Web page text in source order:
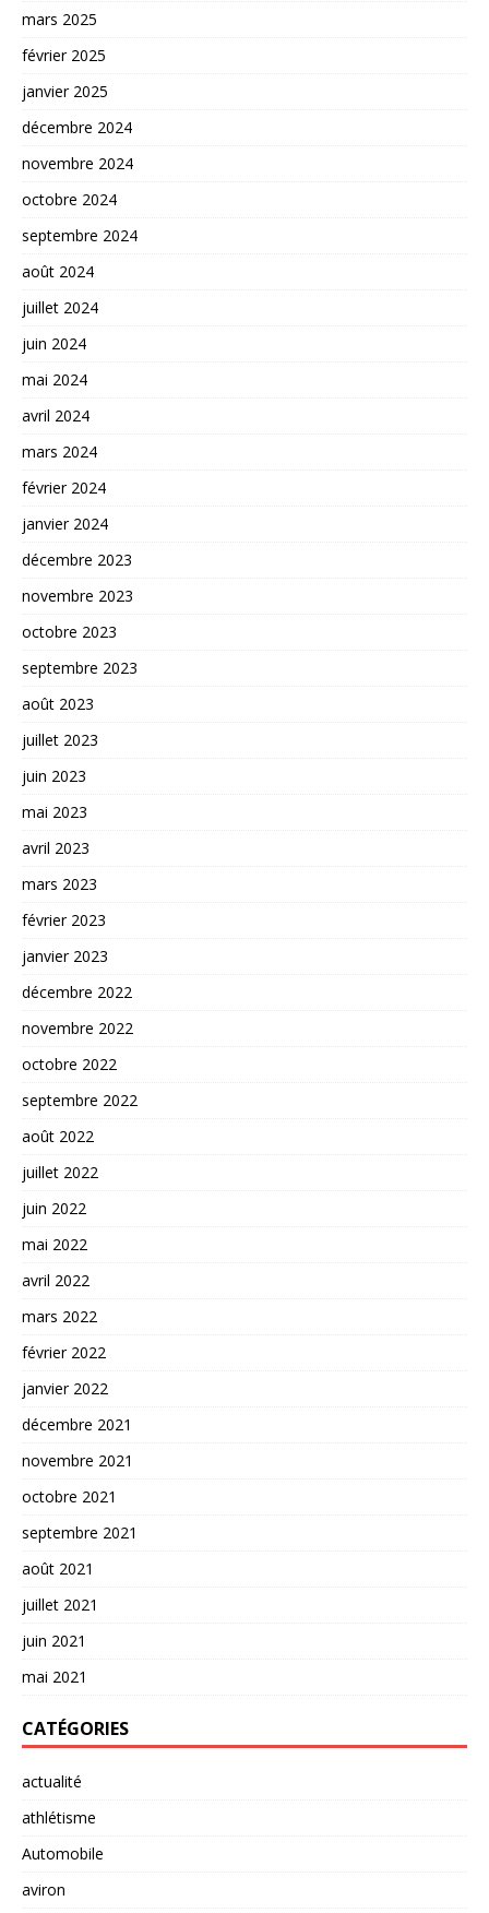
mars 2025
février 2025
janvier 2025
décembre 2024
novembre 2024
octobre 2024
septembre 2024
août 2024
juillet 2024
juin 2024
mai 2024
avril 2024
mars 2024
février 2024
janvier 2024
décembre 2023
novembre 2023
octobre 2023
septembre 2023
août 2023
juillet 2023
juin 2023
mai 2023
avril 2023
mars 2023
février 2023
janvier 2023
décembre 2022
novembre 2022
octobre 2022
septembre 2022
août 2022
juillet 2022
juin 2022
mai 2022
avril 2022
mars 2022
février 2022
janvier 2022
décembre 2021
novembre 2021
octobre 2021
septembre 2021
août 2021
juillet 2021
juin 2021
mai 2021
CATÉGORIES
actualité
athlétisme
Automobile
aviron